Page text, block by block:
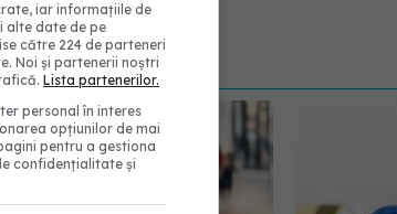
iar informațiile de
alte date de pe
către 224 de parteneri
Noi și partenerii noștri
Lista partenerilor.
personal în interes
opțiunilor de mai
pentru a gestiona
confidențialitate și